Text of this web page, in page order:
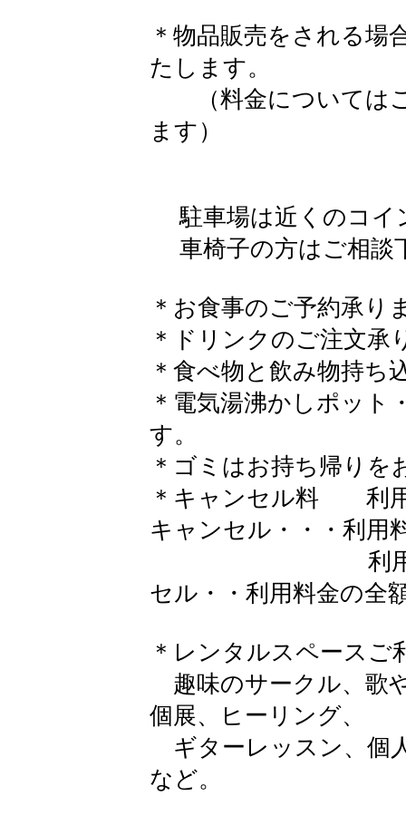
＊物品販売をされる場
たします。
（料金についてはご
ます）
駐車場は近くのコイ
車椅子の方はご相談
＊お食事のご予約承り
＊ドリンクのご注文承
＊食べ物と飲み物持ち
＊電気湯沸かしポット
す。
＊ゴミはお持ち帰りを
＊キャンセル料 利用
キャンセル・・・利用
利用日の１日
セル・・利用料金の全
＊レンタルスペースご
趣味のサークル、歌
個展、ヒーリング、
ギターレッスン、個
など。